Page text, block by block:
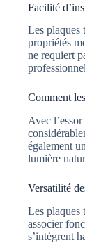
Facilité
Les plaques
propriétés
ne requiert
Comment
Avec
également
lumière
Versatilité
Les plaques
associer
s’intègrent